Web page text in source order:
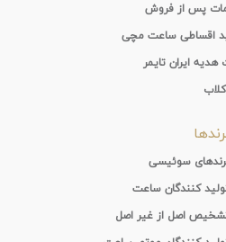
پس از فروش
اقساطی ساعت مچی
هدیه ایران تایمر
سوئیسی
کنندگان ساعت
اصل از غیر اصل